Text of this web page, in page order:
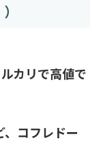
カリで高値で
、コフレドー